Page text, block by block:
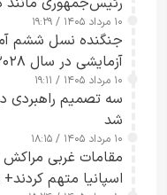
کسی که واقعاً دست به
۱۰ مرداد ۱۴۰۵ / ۱۹:۲۹
آزمایشی در سال ۲۰۲۸ انجام می‌شود
۱۰ مرداد ۱۴۰۵ / ۱۹:۱۱
سه تصمیم راهبردی
شد
۱۰ مرداد ۱۴۰۵ / ۱۸:۱۵
مقامات غربی
اسپانیا متهم کردند+